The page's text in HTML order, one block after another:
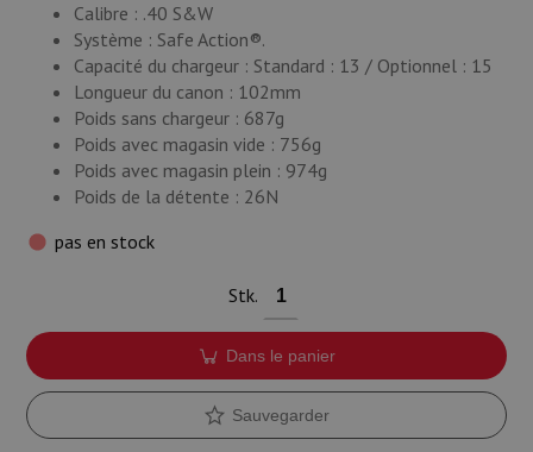
Calibre : .40 S&W
Système : Safe Action®.
Capacité du chargeur : Standard : 13 / Optionnel : 15
Longueur du canon : 102mm
Poids sans chargeur : 687g
Poids avec magasin vide : 756g
Poids avec magasin plein : 974g
Poids de la détente : 26N
pas en stock
Stk.
Dans le panier
Sauvegarder